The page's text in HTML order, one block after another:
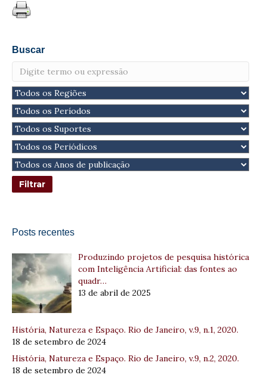
Buscar
Posts recentes
Produzindo projetos de pesquisa histórica
com Inteligência Artificial: das fontes ao
quadr…
13 de abril de 2025
História, Natureza e Espaço. Rio de Janeiro, v.9, n.1, 2020.
18 de setembro de 2024
História, Natureza e Espaço. Rio de Janeiro, v.9, n.2, 2020.
18 de setembro de 2024